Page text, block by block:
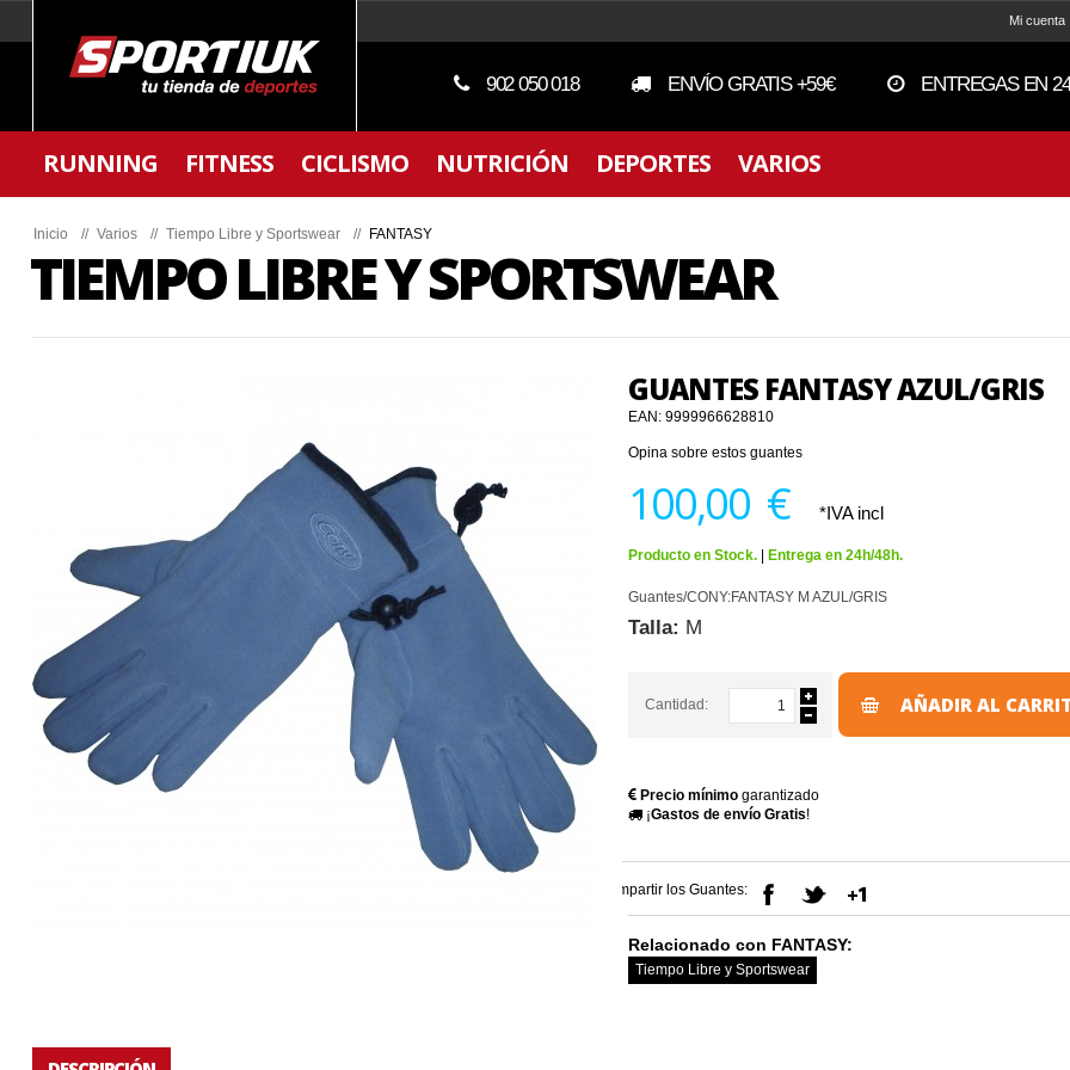
Mi cuenta
902 050 018 ENVÍO GRATIS +59€ ENTREGAS EN
RUNNING FITNESS CICLISMO NUTRICIÓN DEPORTES VARIOS
Inicio // Varios // Tiempo Libre y Sportswear // FANTASY
TIEMPO LIBRE Y SPORTSWEAR
GUANTES FANTASY AZUL/GRIS
EAN:9999966628810
Opina sobre estos guantes
100,00 € *IVA incl
Producto en Stock. Entrega en 24h/48h.
Guantes/CONY:FANTASY M AZUL/GRIS
Talla: M
Cantidad: AÑADIR AL
Precio mínimo garantizado
¡Gastos de envío Gratis!
Compartir los Guantes:
Relacionado con FANTASY:
Tiempo Libre y Sportswear